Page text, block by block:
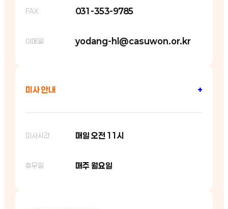
FAX 031-353-9785
이메일 yodang-hl@casuwon.or.kr
미사 안내 +
미사시간 매일 오전 11시
휴무일 매주 월요일